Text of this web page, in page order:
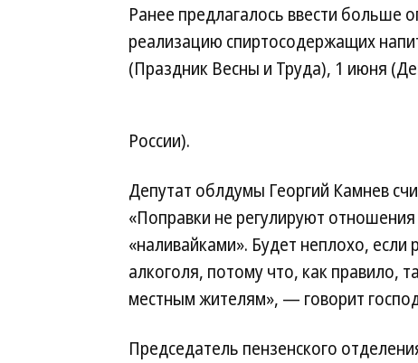
Ранее предлагалось ввести больше
реализацию спиртосодержащих
(Праздник Весны и Труда), 1 июня
России).
Депутат облдумы Георгий Камнев
«Поправки не регулируют
«наливайками». Будет неплохо, если
алкоголя, потому что, как правило,
местным жителям», — говорит
Председатель пензенского